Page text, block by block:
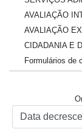
AVALIAÇÃO
AVALIAÇÃO
CIDADANIA E
Formulários de